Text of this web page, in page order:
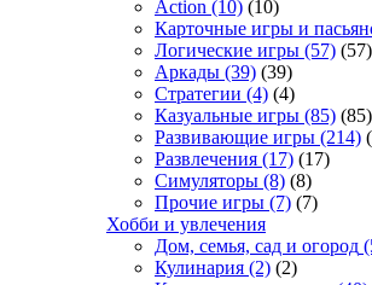
Action (10) (10)
Карточные игры и
Логические игры (57) (57)
Аркады (39) (39)
Стратегии (4) (4)
Казуальные игры (85) (85)
Развивающие игры (214)
Развлечения (17) (17)
Симуляторы (8) (8)
Прочие игры (7) (7)
Хобби и увлечения
Дом, семья, сад и огород
Кулинария (2) (2)